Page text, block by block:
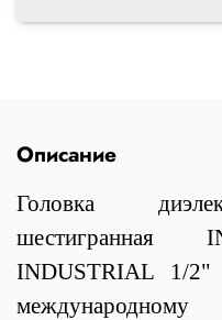
Описание
Головка
шестигранная
INDUSTRIAL 1/